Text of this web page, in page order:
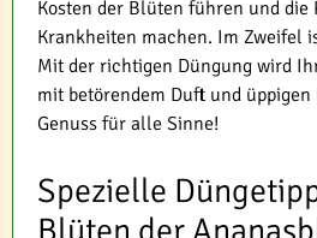
Kosten der Blüten führen und
Krankheiten machen. Im Zweifel
Mit der richtigen Düngung wird
mit betörendem Duft und
Genuss für alle Sinne!
Spezielle